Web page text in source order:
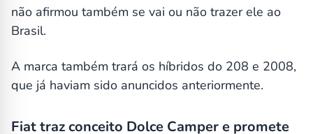
não afirmou também se vai ou não trazer ele ao
Brasil.
A marca também trará os híbridos do 208 e 2008,
que já haviam sido anuncidos anteriormente.
Fiat traz conceito Dolce Camper e promete